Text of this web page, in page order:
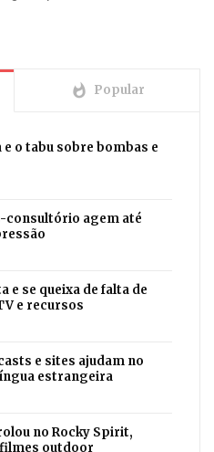
whatshot Popular
e o tabu sobre bombas e
consultório agem até
e se queixa de falta de
e recursos
e sites ajudam no
estrangeira
no Rocky Spirit,
outdoor